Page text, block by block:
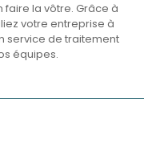
faire la vôtre. Grâce à
votre entreprise à
service de traitement
équipes.